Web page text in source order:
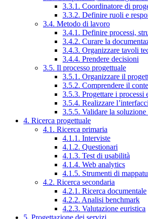
3.3.1. Coordinatore di
3.3.2. Definire ruoli e
3.4. Metodo di lavoro
3.4.1. Definire processi,
3.4.2. Curare la
3.4.3. Organizzare tavoli
3.4.4. Prendere decisioni
3.5. Il processo progettuale
3.5.1. Organizzare il
3.5.2. Comprendere il
3.5.3. Progettare i processi
3.5.4. Realizzare
3.5.5. Validare la soluzione
4. Ricerca progettuale
4.1. Ricerca primaria
4.1.1. Interviste
4.1.2. Questionari
4.1.3. Test di usabilità
4.1.4. Web analytics
4.1.5. Strumenti di
4.2. Ricerca secondaria
4.2.1. Ricerca documentale
4.2.2. Analisi benchmark
4.2.3. Valutazione euristica
5. Progettazione dei servizi